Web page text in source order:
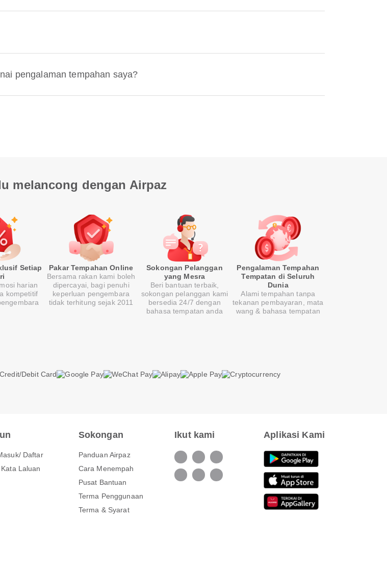
pengalaman tempahan saya?
melancong dengan Airpaz
Setiap
harian
kompetitif
Pakar Tempahan Online
Bersama rakan kami boleh
dipercayai, bagi penuhi
keperluan pengembara
tidak terhitung sejak 2011
Sokongan Pelanggan
yang Mesra
Beri bantuan terbaik,
sokongan pelanggan kami
bersedia 24/7 dengan
bahasa tempatan anda
Pengalaman Tempahan
Tempatan di Seluruh
Dunia
Alami tempahan tanpa
tekanan pembayaran, mata
wang & bahasa tempatan
Daftar
Laluan
Sokongan
Panduan Airpaz
Cara Menempah
Pusat Bantuan
Terma Penggunaan
Terma & Syarat
Ikut kami Aplikasi Kami